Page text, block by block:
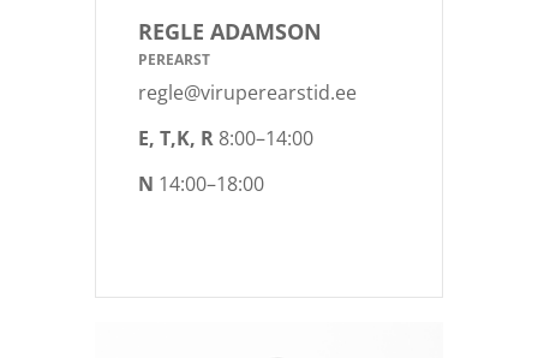
REGLE ADAMSON
PEREARST
regle@viruperearstid.ee
E, T,K, R 8:00–14:00
N 14:00–18:00